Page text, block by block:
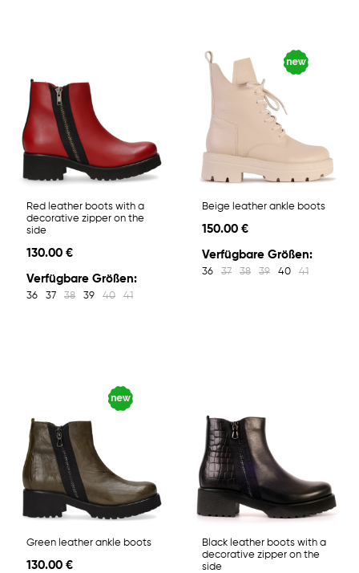
Red leather boots with a
decorative zipper on the
side
130.00 €
Verfügbare Größen:
36 37 38 39 40 41
Beige leather ankle boots
150.00 €
Verfügbare Größen:
36 37 38 39 40 41
Green leather ankle boots
130.00 €
Black leather boots with a
decorative zipper on the
side